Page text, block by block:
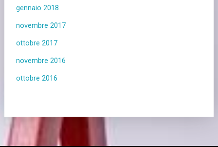
gennaio 2018
novembre 2017
ottobre 2017
novembre 2016
ottobre 2016